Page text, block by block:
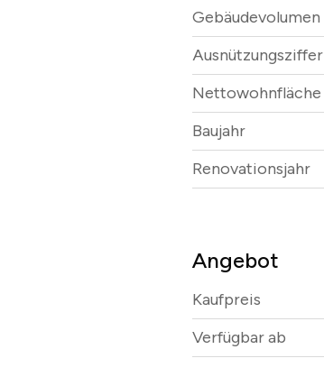
Gebäudevolumen
Ausnützungsziffer
Nettowohnfläche
Baujahr
Renovationsjahr
Angebot
Kaufpreis
Verfügbar ab